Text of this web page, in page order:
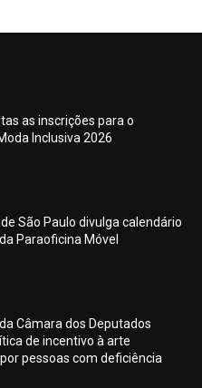
as inscrições para o
Inclusiva 2026
São Paulo divulga calendário
Paraoficina Móvel
Câmara dos Deputados
de incentivo à arte
pessoas com deficiência